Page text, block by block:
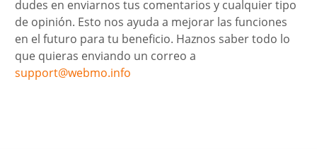
dudes en enviarnos tus comentarios y cualquier tipo
de opinión. Esto nos ayuda a mejorar las funciones
en el futuro para tu beneficio. Haznos saber todo lo
que quieras enviando un correo a
support@webmo.info